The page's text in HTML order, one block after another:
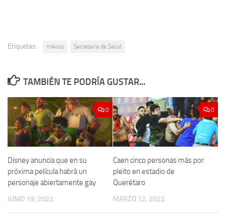
Etiquetas: méxico Secretaría de Salud
TAMBIÉN TE PODRÍA GUSTAR...
0
Disney anuncia que en su
próxima película habrá un
personaje abiertamente gay
JUNIO 19, 2022
0
Caen cinco personas más por
pleito en estadio de
Querétaro
MARZO 12, 2022